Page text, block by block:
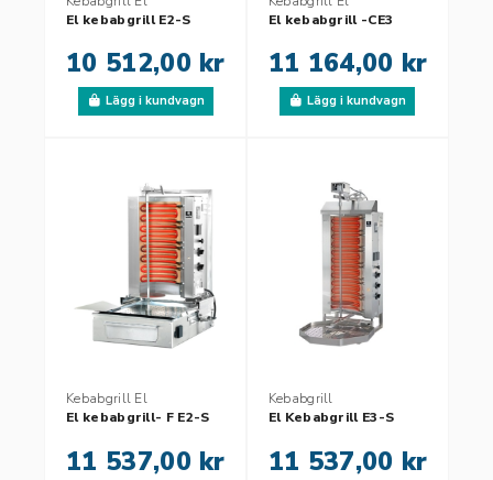
El kebabgrill E2-S
10 512,00 kr
Lägg i kundvagn
El kebabgrill -CE3
11 164,00 kr
Lägg i kundvagn
Kebabgrill El
El kebabgrill- F E2-S
11 537,00 kr
Kebabgrill
El Kebabgrill E3-S
11 537,00 kr